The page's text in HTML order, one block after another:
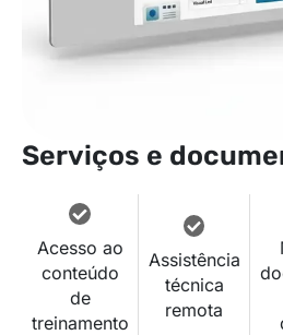
Serviços e
Acesso ao
conteúdo
de
treinamento
Assistência
técnica
remota